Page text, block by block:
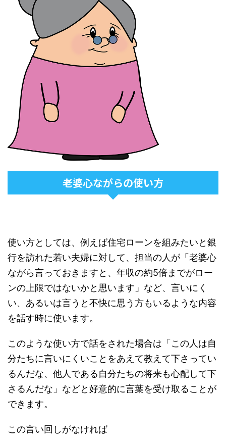
老婆心ながらの使い方
使い方としては、例えば住宅ローンを組みたいと銀
行を訪れた若い夫婦に対して、担当の人が「老婆心
ながら言っておきますと、年収の約5倍までがロー
ンの上限ではないかと思います」など、言いにく
い、あるいは言うと不快に思う方もいるような内容
を話す時に使います。
このような使い方で話をされた場合は「この人は自
分たちに言いにくいことをあえて教えて下さってい
るんだな、他人である自分たちの将来も心配して下
さるんだな」などと好意的に言葉を受け取ることが
できます。
この言い回しがなければ